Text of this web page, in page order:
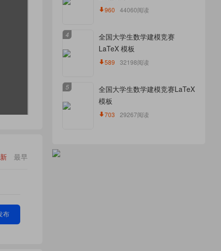
最早
布
960 44060阅读
4
全国大学生数学建模竞赛
LaTeX 模板
589 32198阅读
5
全国大学生数学建模竞赛LaTeX
模板
703 29267阅读